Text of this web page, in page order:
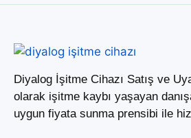
Diyalog İşitme Cihazı Satış ve
olarak işitme kaybı yaşayan
uygun fiyata sunma prensibi ile